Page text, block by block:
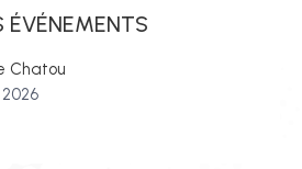
ÉVÉNEMENTS
Chatou